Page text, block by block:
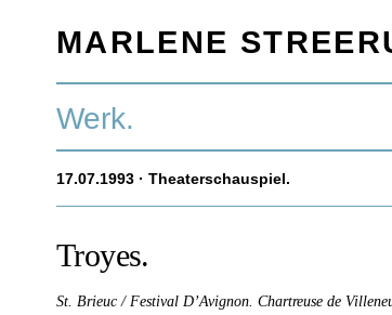
MARLENE
Werk.
17.07.1993 · Theaterschauspiel.
Troyes.
St. Brieuc / Festival D’Avignon. Chartreuse de